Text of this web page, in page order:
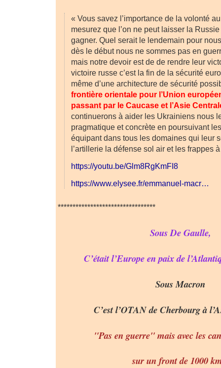
« Vous savez l’importance de la volonté
mesurez que l’on ne peut laisser la
gagner. Quel serait le lendemain pour
dès le début nous ne sommes pas en
mais notre devoir est de de rendre leur
victoire russe c’est la fin de la sécurité
même d’une architecture de sécurité
frontière orientale pour l’Union
passant par le Caucase et l’Asie
continuerons à aider les Ukrainiens nous
pragmatique et concrète en poursuivant
équipant dans tous les domaines qui leur
l’artillerie la défense sol air et les frappes
https://youtu.be/Glm8RgKmFI8
https://www.elysee.fr/emmanuel-macr…
*********************************
Sous De Gaulle,
C’était l’Europe en paix de
Sous Macron
C’est l’OTAN de Cherbourg à
"Pas en guerre" mais avec les
sur un front de 1000